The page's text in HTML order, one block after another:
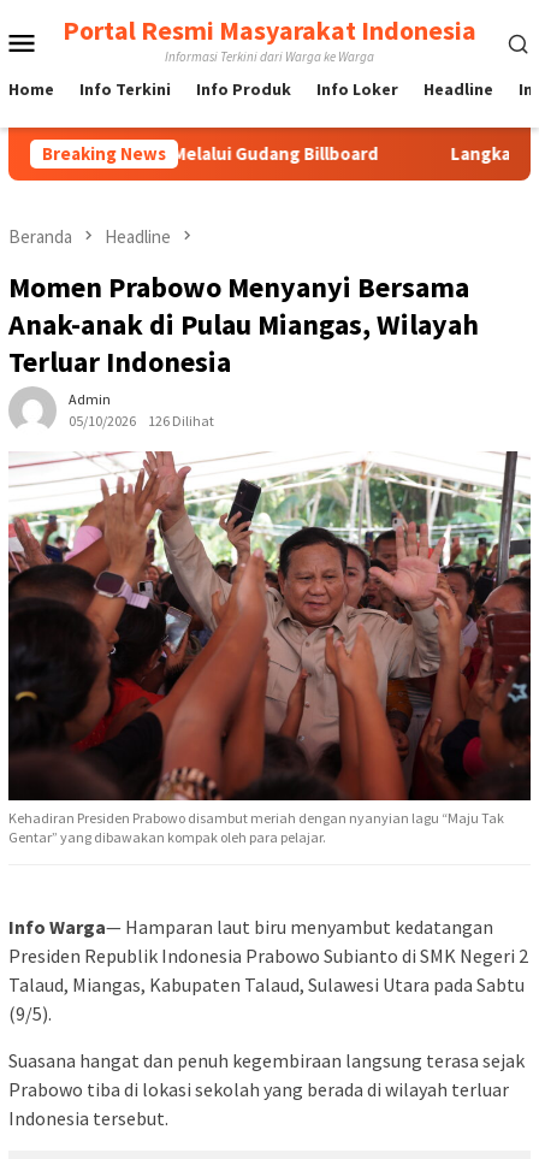
ke
Menu
Mobile
Portal Resmi Masyarakat Indonesia
Informasi Terkini dari Warga ke Warga
Home Info Terkini Info Produk Info Loker Headline
Breaking News
Melalui Gudang Billboard Langkah Cepat URC
Beranda Headline
Momen Prabowo Menyanyi Bersama
Anak-anak di Pulau Miangas, Wilayah
Terluar Indonesia
Admin
05/10/2026
126 Dilihat
Kehadiran Presiden Prabowo disambut meriah dengan nyanyian lagu “Maju Tak
Gentar” yang dibawakan kompak oleh para pelajar.
Info Warga— Hamparan laut biru menyambut kedatangan
Presiden Republik Indonesia Prabowo Subianto di SMK Negeri 2
Talaud, Miangas, Kabupaten Talaud, Sulawesi Utara pada Sabtu
(9/5).
Suasana hangat dan penuh kegembiraan langsung terasa sejak
Prabowo tiba di lokasi sekolah yang berada di wilayah terluar
Indonesia tersebut.